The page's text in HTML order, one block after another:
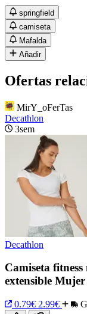
springfield
camiseta
Mafalda
Añadir
Ofertas
MirY_oFerTas
Decathlon
3sem
Decathlon
Camiseta
extensible
0.79€ 2.99€